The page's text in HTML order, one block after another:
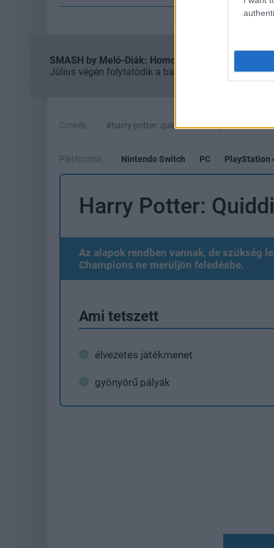
SMASH by Meló-Diák: Homok, zene és a nyár
Július végén folytatódik a balatoni strandröplabda-
Címkék: #harry potter: quidditch champions
Platformok: Nintendo Switch PC PlayStation
Harry Potter:
Az alapok rendben vannak, de szükség
Champions ne merüljön feledésbe.
Ami tetszett
élvezetes játékmenet
gyönyörű pályák